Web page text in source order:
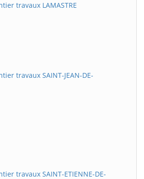
travaux LAMASTRE
travaux SAINT-JEAN-DE-
travaux SAINT-ETIENNE-DE-